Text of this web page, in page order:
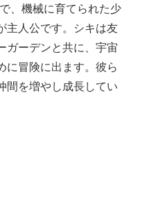
、機械に育てられた少
主人公です。シキは友
ガーデンと共に、宇宙
に冒険に出ます。彼ら
間を増やし成長してい